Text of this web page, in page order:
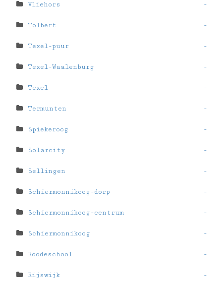
Vliehors -
Tolbert -
Texel-puur -
Texel-Waalenburg -
Texel -
Termunten -
Spiekeroog -
Solarcity -
Sellingen -
Schiermonnikoog-dorp -
Schiermonnikoog-centrum -
Schiermonnikoog -
Roodeschool -
Rijswijk -